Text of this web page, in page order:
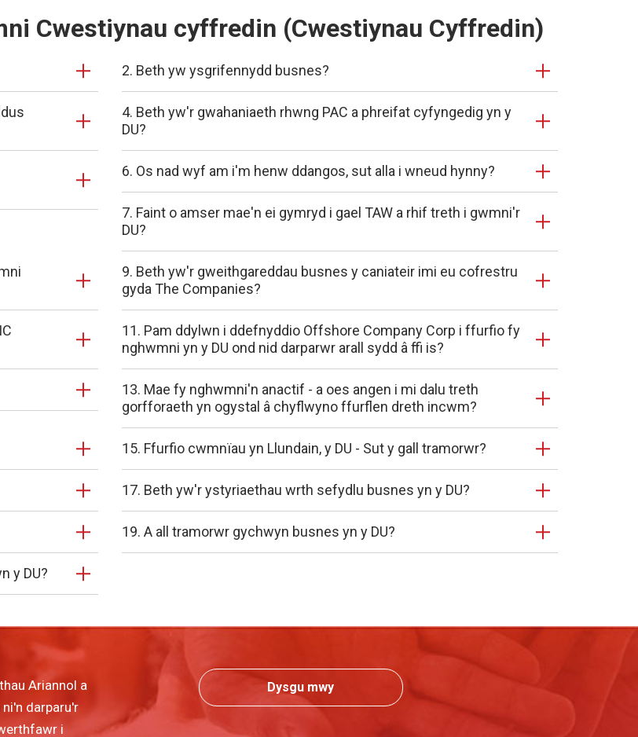
Cwestiynau cyffredin (Cwestiynau Cyffredin)
2. Beth yw ysgrifennydd busnes?
4. Beth yw'r gwahaniaeth rhwng PAC a phreifat cyfyngedig yn y
DU?
6. Os nad wyf am i'm henw ddangos, sut alla i wneud hynny?
7. Faint o amser mae'n ei gymryd i gael TAW a rhif treth i gwmni'r
DU?
9. Beth yw'r gweithgareddau busnes y caniateir imi eu cofrestru
gyda The Companies?
11. Pam ddylwn i ddefnyddio Offshore Company Corp i ffurfio fy
nghwmni yn y DU ond nid darparwr arall sydd â ffi is?
13. Mae fy nghwmni'n anactif - a oes angen i mi dalu treth
gorfforaeth yn ogystal â chyflwyno ffurflen dreth incwm?
15. Ffurfio cwmnïau yn Llundain, y DU - Sut y gall tramorwr?
17. Beth yw'r ystyriaethau wrth sefydlu busnes yn y DU?
19. A all tramorwr gychwyn busnes yn y DU?
y DU?
Ariannol a
darparu'r
i
Dysgu mwy